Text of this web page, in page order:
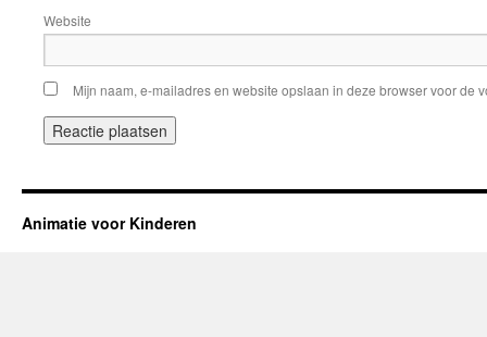
Website
Mijn naam, e-mailadres en website opslaan in deze browser voor de
Animatie voor Kinderen